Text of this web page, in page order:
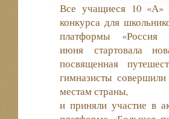
Все учащиеся 10 «А»
конкурса для
платформы
июня стартовала
посвященная
гимназисты
местам страны,
и приняли участие в